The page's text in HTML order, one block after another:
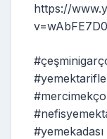
https://
#yemekadası